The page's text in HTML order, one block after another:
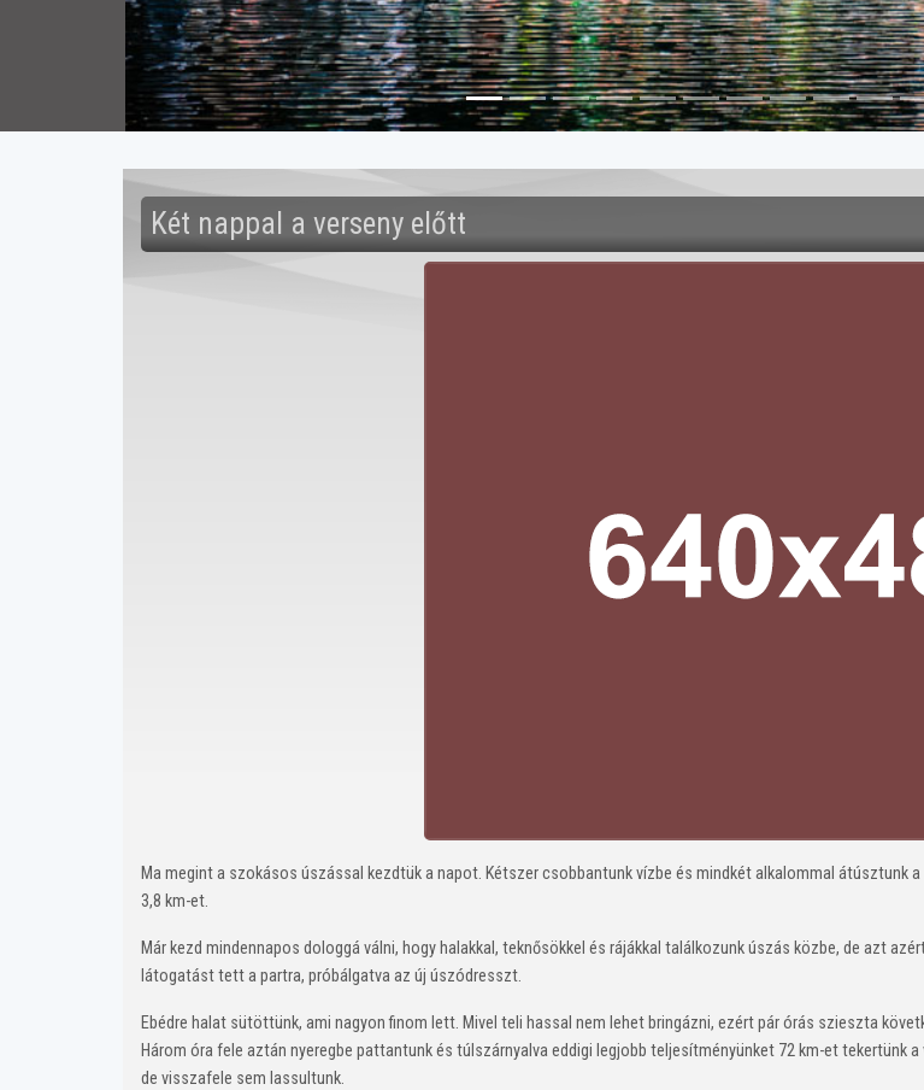
Két nappal a verseny előtt
Ma megint a szokásos úszással kezdtük a napot. Kétszer csobbantunk vízbe és mindkét alkalommal átúsztunk
3,8 km-et.
Már kezd mindennapos dologgá válni, hogy halakkal, teknősökkel és rájákkal találkozunk úszás közbe, de azt
látogatást tett a partra, próbálgatva az új úszódresszt.
Ebédre halat sütöttünk, ami nagyon finom lett. Mivel teli hassal nem lehet bringázni, ezért pár órás szieszta
Három óra fele aztán nyeregbe pattantunk és túlszárnyalva eddigi legjobb teljesítményünket 72 km-et tekertünk
de visszafele sem lassultunk.